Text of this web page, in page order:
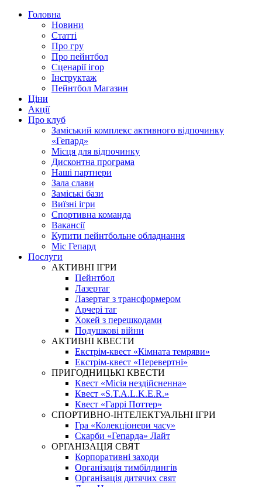
Головна
Новини
Статті
Про гру
Про пейнтбол
Сценарії ігор
Інструктаж
Пейнтбол Магазин
Ціни
Акції
Про клуб
Заміський комплекс активного відпочинку
«Гепард»
Місця для відпочинку
Дисконтна програма
Наші партнери
Зала слави
Заміські бази
Виїзні ігри
Спортивна команда
Вакансії
Купити пейнтбольне обладнання
Міс Гепард
Послуги
АКТИВНІ ІГРИ
Пейнтбол
Лазертаг
Лазертаг з трансформером
Арчері таг
Хокей з перешкодами
Подушкові війни
АКТИВНІ КВЕСТИ
Екстрім-квест «Кімната темряви»
Екстрім-квест «Перевертні»
ПРИГОДНИЦЬКІ КВЕСТИ
Квест «Місія нездійсненна»
Квест «S.T.A.L.K.E.R.»
Квест «Гаррі Поттер»
СПОРТИВНО-ІНТЕЛЕКТУАЛЬНІ ІГРИ
Гра «Колекціонери часу»
Скарби «Гепарда» Лайт
ОРГАНІЗАЦІЯ СВЯТ
Корпоративні заходи
Організація тимбілдингів
Організація дитячих свят